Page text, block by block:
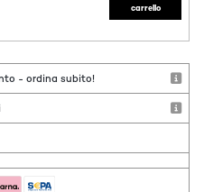
carrello
- ordina subito!